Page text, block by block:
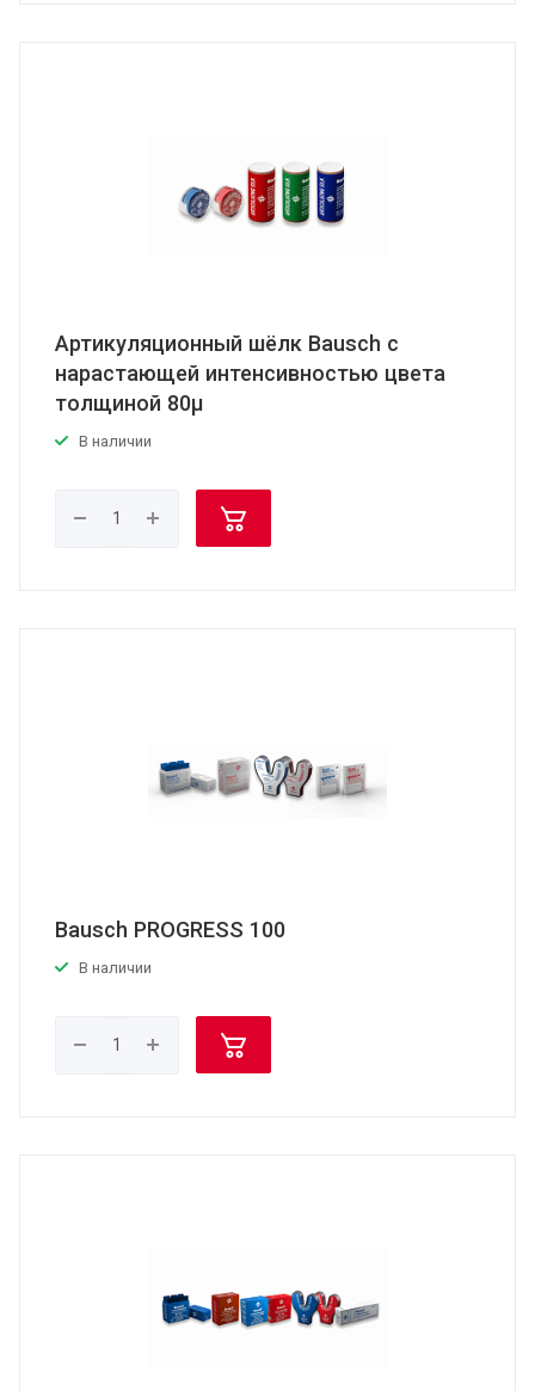
Артикуляционный шёлк Bausch c
нарастающей интенсивностью цвета
толщиной 80μ
В наличии
Bausch PROGRESS 100
В наличии